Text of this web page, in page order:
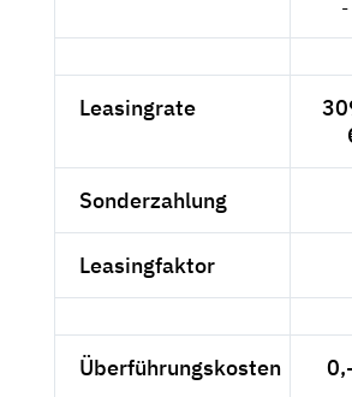
Leasingrate
Sonderzahlung
Leasingfaktor
Überführungskosten